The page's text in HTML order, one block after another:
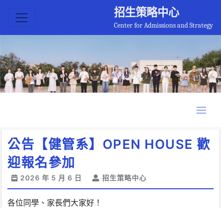
招生策略中心
Center for Admissions and Strategy
公告【健管系】OPEN HOUSE 歡
迎報名參加
2026 年 5 月 6 日 招生策略中心
各位同學、家長們大家好！